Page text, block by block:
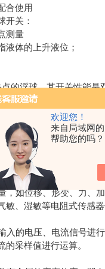
欢迎您！
来自局域网
帮助您的吗？
合使用
开关：
测量
液体的上升液位；
的浮球，其开关性能是
泛的各种各样液体检测开
。
器FKSM-B32-O新产品
、沸腾作用等无关。
，如位移、形变、力、
敏、湿敏等电阻式传感器
入的电压、电流信号进
的采样值进行运算。